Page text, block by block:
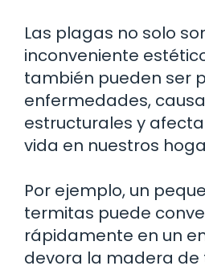
Las plagas no solo
inconveniente
también pueden ser
enfermedades,
estructurales y
vida en nuestros
Por ejemplo, un
termitas puede
rápidamente en un
devora la madera de